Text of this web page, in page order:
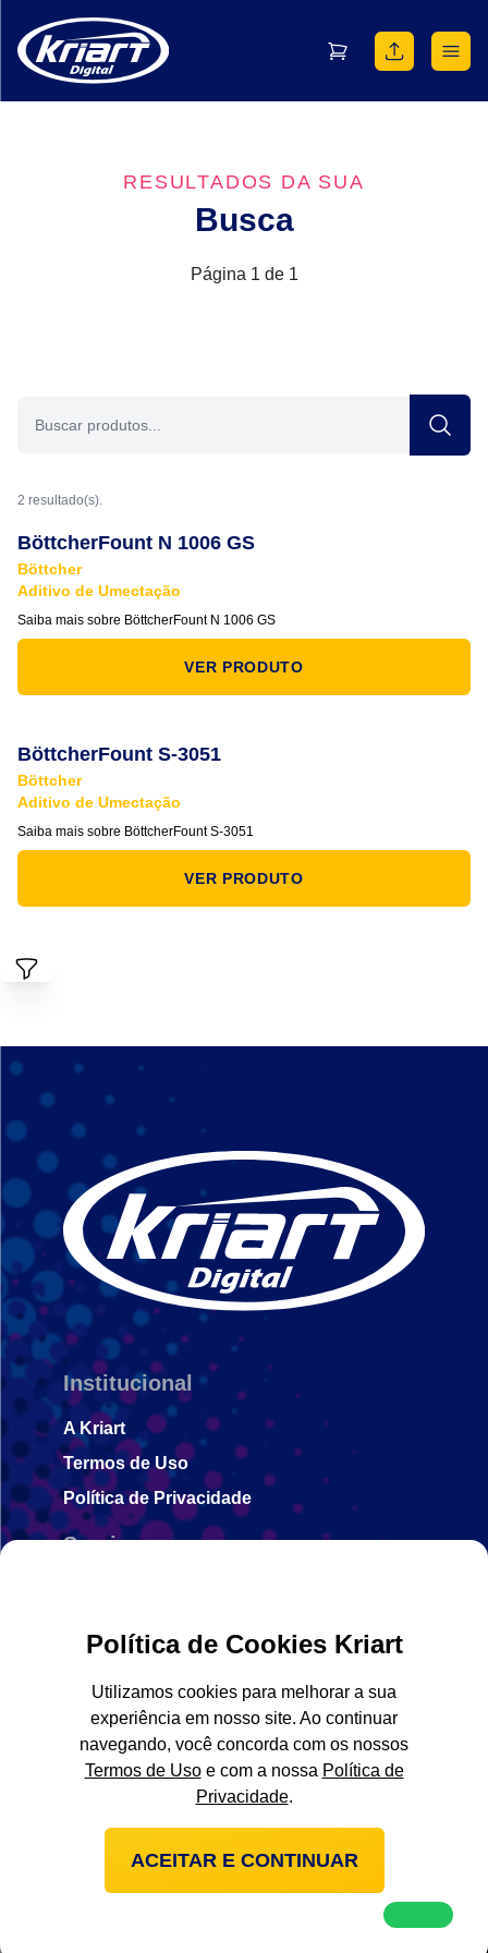
RESULTADOS DA SUA
Busca
Página 1 de 1
2 resultado(s).
BöttcherFount N 1006 GS
Böttcher
Aditivo de Umectação
Saiba mais sobre BöttcherFount N 1006 GS
VER PRODUTO
BöttcherFount S-3051
Böttcher
Aditivo de Umectação
Saiba mais sobre BöttcherFount S-3051
VER PRODUTO
Institucional
A Kriart
Termos de Uso
Política de Privacidade
Serviços
Insumos gráficos
Fechamento de arquivos
Contato
Entre em contato
Todos os direitos reservados ©2026
Política de Cookies Kriart
Utilizamos cookies para melhorar a sua
experiência em nosso site. Ao continuar
navegando, você concorda com os nossos
Termos de Usoe com a nossa Política de
Privacidade.
ACEITAR E CONTINUAR